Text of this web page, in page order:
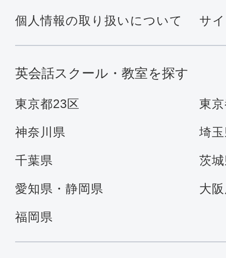
個人情報の取り扱いについて サ
英会話スクール・教室を探す
東京都23区 東
神奈川県 埼
千葉県 茨
愛知県・静岡県 大
福岡県